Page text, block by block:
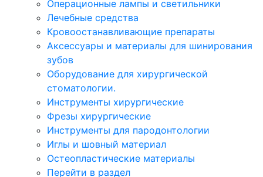
Операционные лампы и светильники
Лечебные средства
Кровоостанавливающие препараты
Аксессуары и материалы для шинирования
зубов
Оборудование для хирургической
стоматологии.
Инструменты хирургические
Фрезы хирургические
Инструменты для пародонтологии
Иглы и шовный материал
Остеопластические материалы
Перейти в раздел